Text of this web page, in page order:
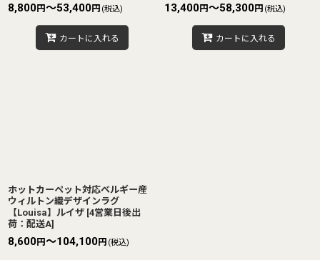
8,800円～53,400円 (税込)
カートに入れる
13,400円～58,300円 (税込)
カートに入れる
ホットカーペット対応ベルギー産
ウィルトン織デザインラグ
【Louisa】ルイザ [4営業日後出
荷：配送A]
8,600円～104,100円 (税込)